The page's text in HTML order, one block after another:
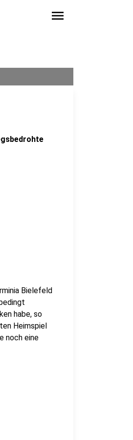
menu
Bielefeld
habe, so
Heimspiel
noch eine